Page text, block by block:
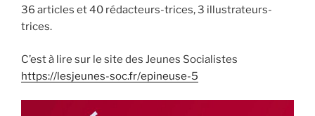
36 articles et 40 rédacteurs-trices, 3 illustrateurs-
trices.
C’est à lire sur le site des Jeunes Socialistes
https://lesjeunes-soc.fr/epineuse-5